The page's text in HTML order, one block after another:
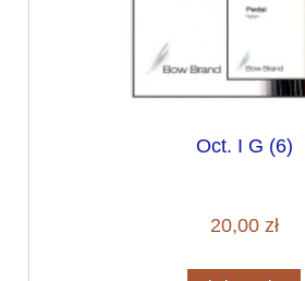
Oct. I G (6)
20,00 zł